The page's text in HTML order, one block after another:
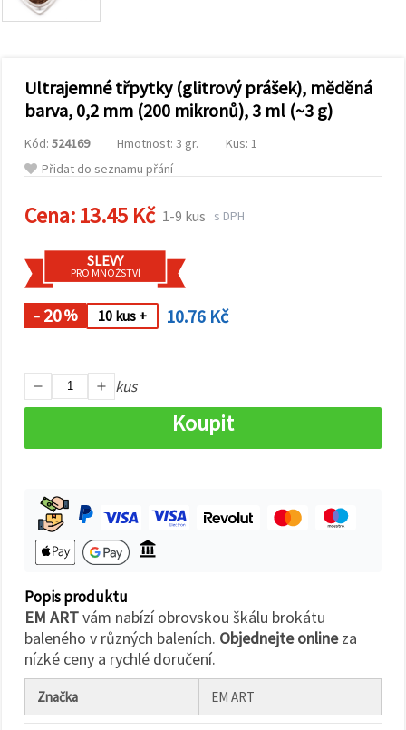
pomocí
našich
marketing.
Můžete
souhlasit s
všech
cookies
kliknutím
vše!" Nebo
uvést své
preference v
Nastavení
výběrem
daného
"Uložit"
vše
Ultrajemné třpytky (glitrový prášek), měděná
barva, 0,2 mm (200 mikronů), 3 ml (~3 g)
Kód: 524169 Hmotnost: 3 gr.
Kus: 1
Přidat do seznamu přání
Cena:13.45 Kč 1-9 kus s DPH
SLEVY
PRO MNOŽSTVÍ
- 20% 10 kus + 10.76 Kč
kus
Koupit
Popis produktu
EM ARTvám nabízí obrovskou škálu brokátu
baleného v různých baleních. Objednejte onlineza
nízké ceny a rychlé doručení.
Značka EM ART